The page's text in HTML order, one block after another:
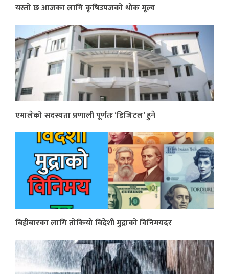
यस्तो छ आजका लागि कृषिउपजको थोक मूल्य
एमालेको सदस्यता प्रणाली पूर्णतः ‘डिजिटल’ हुने
बिहीबारका लागि तोकियो विदेशी मुद्राको विनिमयदर